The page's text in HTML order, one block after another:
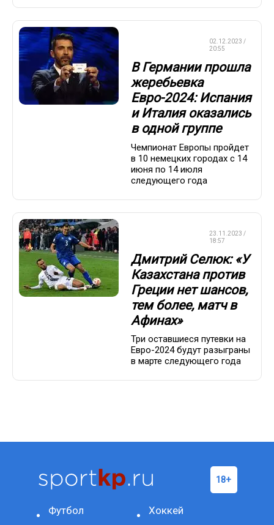
02.12.2023 /
20:55
В Германии прошла
жеребьевка
Евро-2024: Испания
и Италия оказались
в одной группе
Чемпионат Европы пройдет
в 10 немецких городах с 14
июня по 14 июля
следующего года
23.11.2023 /
18:57
Дмитрий Селюк: «У
Казахстана против
Греции нет шансов,
тем более, матч в
Афинах»
Три оставшиеся путевки на
Евро-2024 будут разыграны
в марте следующего года
Футбол Хоккей